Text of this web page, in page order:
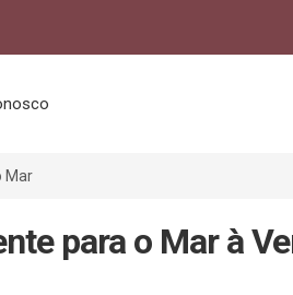
Mar
para o Mar à